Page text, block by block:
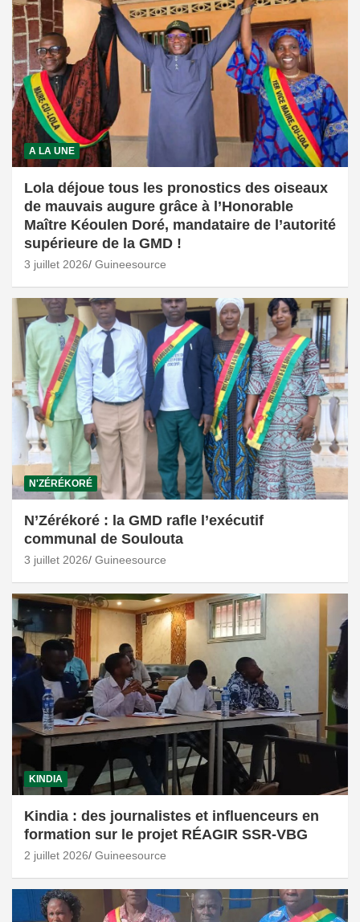
A LA UNE
Lola déjoue tous les pronostics des oiseaux
de mauvais augure grâce à l’Honorable
Maître Kéoulen Doré, mandataire de l’autorité
supérieure de la GMD !
3 juillet 2026 Guineesource
N'ZÉRÉKORÉ
N’Zérékoré : la GMD rafle l’exécutif
communal de Soulouta
3 juillet 2026 Guineesource
KINDIA
Kindia : des journalistes et influenceurs en
formation sur le projet RÉAGIR SSR-VBG
2 juillet 2026 Guineesource